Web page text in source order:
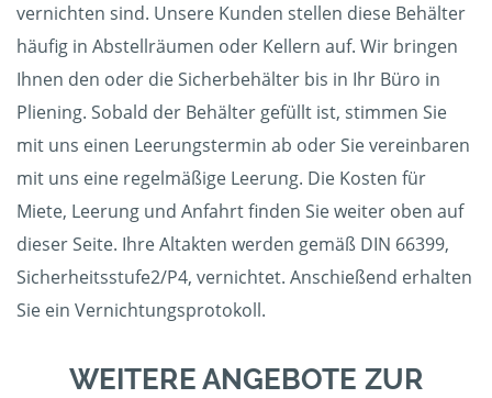
vernichten sind. Unsere Kunden stellen diese Behälter
häufig in Abstellräumen oder Kellern auf. Wir bringen
Ihnen den oder die Sicherbehälter bis in Ihr Büro in
Pliening. Sobald der Behälter gefüllt ist, stimmen Sie
mit uns einen Leerungstermin ab oder Sie vereinbaren
mit uns eine regelmäßige Leerung. Die Kosten für
Miete, Leerung und Anfahrt finden Sie weiter oben auf
dieser Seite. Ihre Altakten werden gemäß DIN 66399,
Sicherheitsstufe2/P4, vernichtet. Anschießend erhalten
Sie ein Vernichtungsprotokoll.
WEITERE ANGEBOTE ZUR